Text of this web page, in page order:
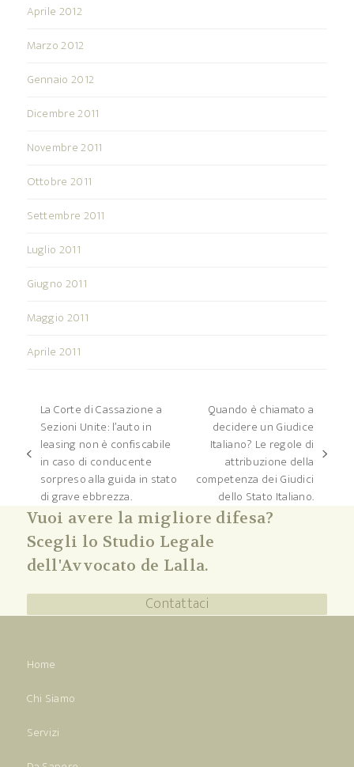
Aprile 2012
Marzo 2012
Gennaio 2012
Dicembre 2011
Novembre 2011
Ottobre 2011
Settembre 2011
Luglio 2011
Giugno 2011
Maggio 2011
Aprile 2011
post
precedente:
La Corte di Cassazione a
Sezioni Unite: l’auto in
leasing non è confiscabile
in caso di conducente
sorpreso alla guida in stato
di grave ebbrezza.
articolo
successivo:
Quando è chiamato a
decidere un Giudice
Italiano? Le regole di
attribuzione della
competenza dei Giudici
dello Stato Italiano.
Vuoi avere la migliore difesa?
Scegli lo Studio Legale
dell'Avvocato de Lalla.
Contattaci
Home
Chi Siamo
Servizi